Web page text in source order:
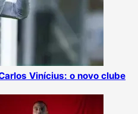
Vinícius: o novo clube